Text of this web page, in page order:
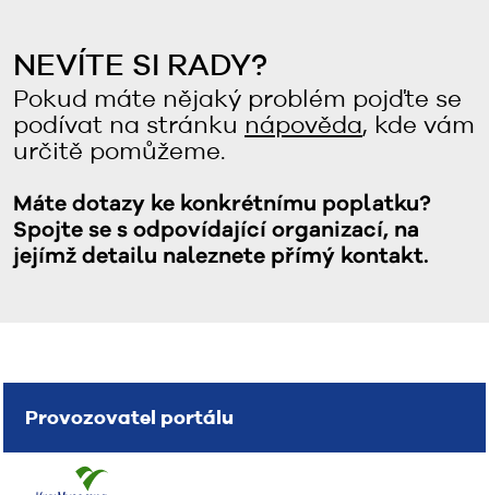
NEVÍTE SI RADY?
Pokud máte nějaký problém pojďte se
podívat na stránku nápověda, kde vám
určitě pomůžeme.
Máte dotazy ke konkrétnímu poplatku?
Spojte se s odpovídající organizací, na
jejímž detailu naleznete přímý kontakt.
Provozovatel portálu